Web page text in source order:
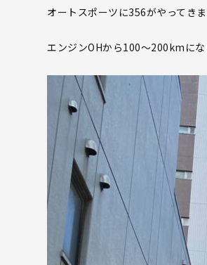
オートスポーツに356がやってきま
エンジンOHから100〜200kmにな